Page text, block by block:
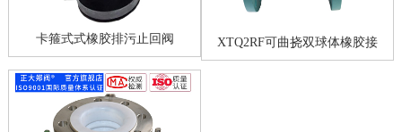
卡箍式式橡胶排污止回阀 XTQ2RF可曲挠双球体橡胶接